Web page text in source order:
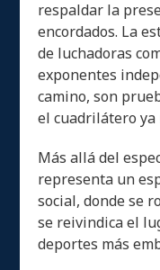
respaldar la
encordados. La
de luchadoras
exponentes
camino, son
el cuadrilátero ya
Más allá del
representa un
social, donde se
se reivindica el
deportes más